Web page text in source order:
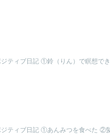
ティブ日記 ①鈴（りん）で瞑想で
ティブ日記 ①あんみつを食べた ②